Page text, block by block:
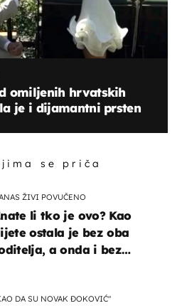
omiljenih hrvatskih
je i dijamantni prsten
se priča
ŽIVI POVUČENO
li tko je ovo? Kao
ostala je bez oba
a onda i bez
DA SU NOVAK ĐOKOVIĆ"